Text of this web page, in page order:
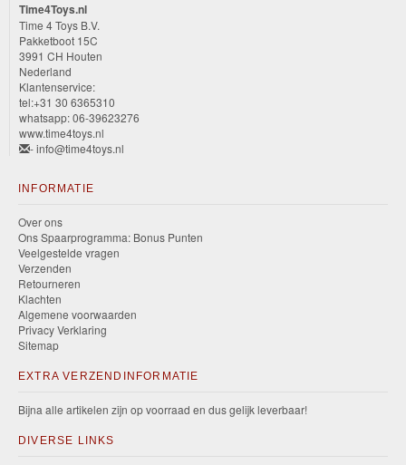
Time4Toys.nl
Time 4 Toys B.V.
Pakketboot 15C
3991 CH Houten
Nederland
Klantenservice:
tel:+31 30 6365310
whatsapp: 06-39623276
www.time4toys.nl
- info@time4toys.nl
INFORMATIE
Over ons
Ons Spaarprogramma: Bonus Punten
Veelgestelde vragen
Verzenden
Retourneren
Klachten
Algemene voorwaarden
Privacy Verklaring
Sitemap
EXTRA VERZENDINFORMATIE
Bijna alle artikelen zijn op voorraad en dus gelijk leverbaar!
DIVERSE LINKS